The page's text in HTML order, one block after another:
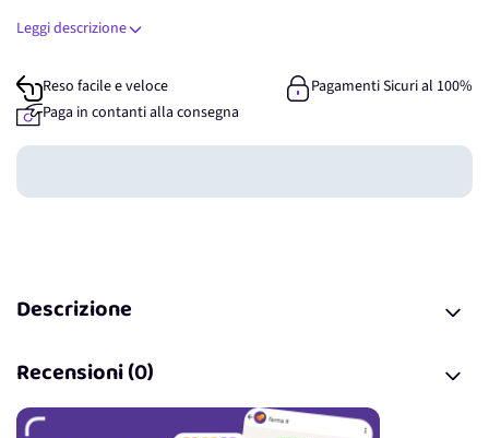
Leggi descrizione
Reso facile e veloce
Pagamenti Sicuri al 100%
Paga in contanti alla consegna
Guadagna
Descrizione
Recensioni (0)